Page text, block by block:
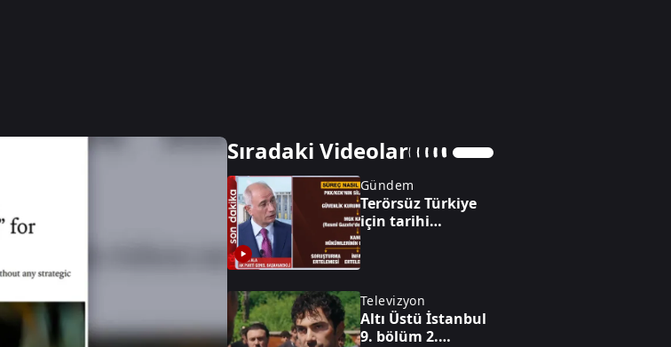
Sıradaki Videolar
Gündem
Terörsüz Türkiye
için tarihi
ihtiyacımız yok,
sorunlarımızı
kendimiz çözeriz”
Televizyon
Altı Üstü İstanbul
9. bölüm 2.